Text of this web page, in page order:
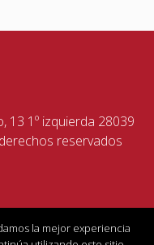
13 1º izquierda 28039
reservados
la mejor experiencia